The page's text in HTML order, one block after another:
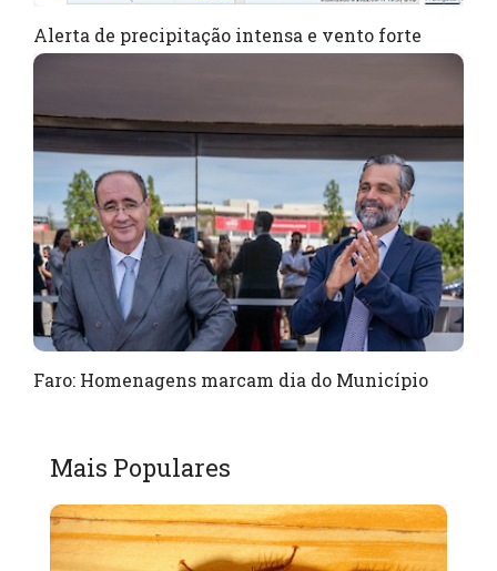
Alerta de precipitação intensa e vento forte
Faro: Homenagens marcam dia do Município
Mais Populares